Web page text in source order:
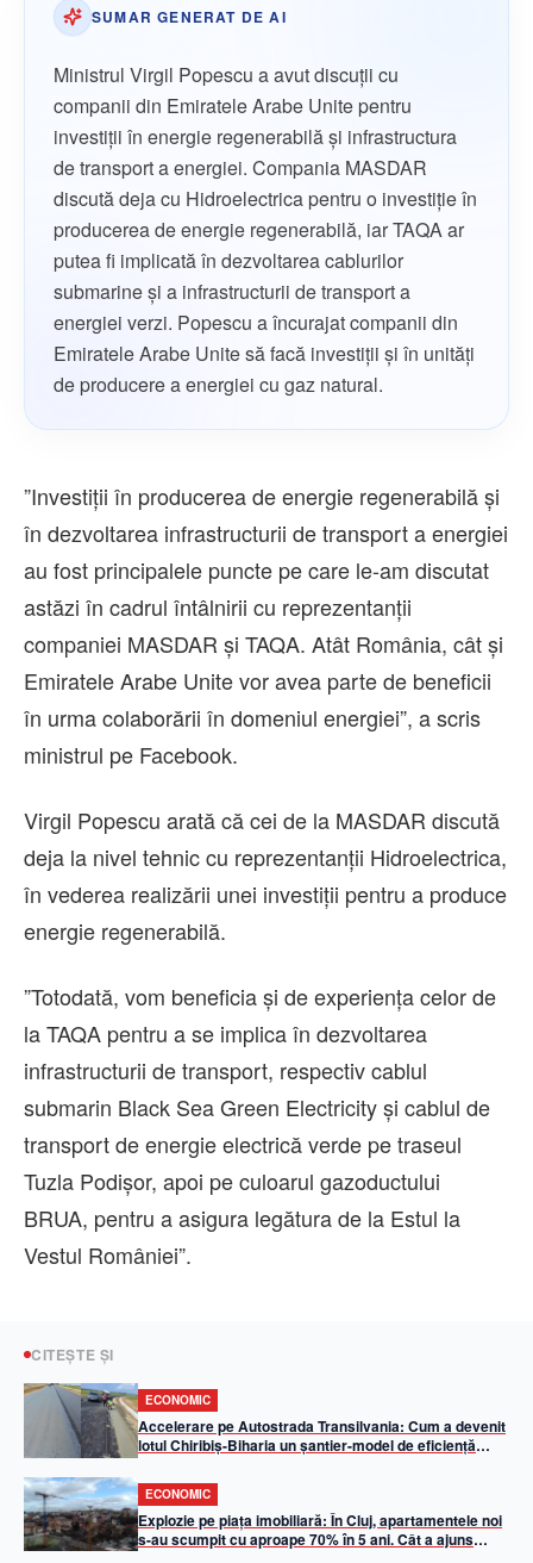
SUMAR GENERAT DE AI
Ministrul Virgil Popescu a avut discuții cu
companii din Emiratele Arabe Unite pentru
investiții în energie regenerabilă și infrastructura
de transport a energiei. Compania MASDAR
discută deja cu Hidroelectrica pentru o investiție în
producerea de energie regenerabilă, iar TAQA ar
putea fi implicată în dezvoltarea cablurilor
submarine și a infrastructurii de transport a
energiei verzi. Popescu a încurajat companii din
Emiratele Arabe Unite să facă investiții și în unități
de producere a energiei cu gaz natural.
”Investiţii în producerea de energie regenerabilă şi
în dezvoltarea infrastructurii de transport a energiei
au fost principalele puncte pe care le-am discutat
astăzi în cadrul întâlnirii cu reprezentanţii
companiei MASDAR şi TAQA. Atât România, cât şi
Emiratele Arabe Unite vor avea parte de beneficii
în urma colaborării în domeniul energiei”, a scris
ministrul pe Facebook.
Virgil Popescu arată că cei de la MASDAR discută
deja la nivel tehnic cu reprezentanţii Hidroelectrica,
în vederea realizării unei investiţii pentru a produce
energie regenerabilă.
”Totodată, vom beneficia şi de experienţa celor de
la TAQA pentru a se implica în dezvoltarea
infrastructurii de transport, respectiv cablul
submarin Black Sea Green Electricity şi cablul de
transport de energie electrică verde pe traseul
Tuzla Podişor, apoi pe culoarul gazoductului
BRUA, pentru a asigura legătura de la Estul la
Vestul României”.
CITEȘTE ȘI
ECONOMIC
Accelerare pe Autostrada Transilvania: Cum a devenit
lotul Chiribiș-Biharia un șantier-model de eficiență
ECONOMIC
Explozie pe piața imobiliară: În Cluj, apartamentele noi
s-au scumpit cu aproape 70% în 5 ani. Cât a ajuns